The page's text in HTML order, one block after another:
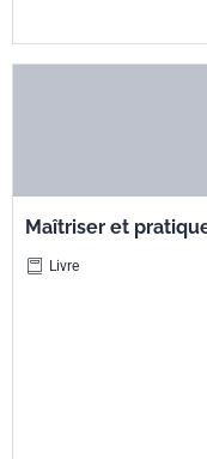
Maîtriser et
intelligence
Livre